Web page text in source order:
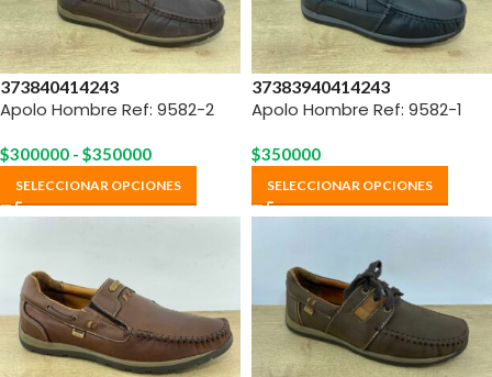
373840414243
Apolo Hombre Ref: 9582-2
$300000 - $350000
SELECCIONAR OPCIONES
37383940414243
Apolo Hombre Ref: 9582-1
$350000
SELECCIONAR OPCIONES